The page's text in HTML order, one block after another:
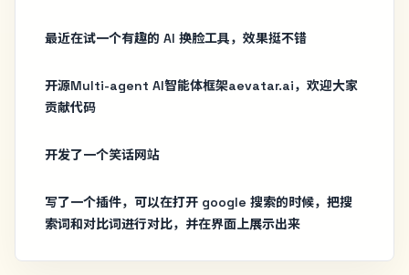
最近在试一个有趣的 AI 换脸工具，效果挺不错
开源Multi-agent AI智能体框架aevatar.ai，欢迎大家
贡献代码
开发了一个笑话网站
写了一个插件，可以在打开 google 搜索的时候，把搜
索词和对比词进行对比，并在界面上展示出来